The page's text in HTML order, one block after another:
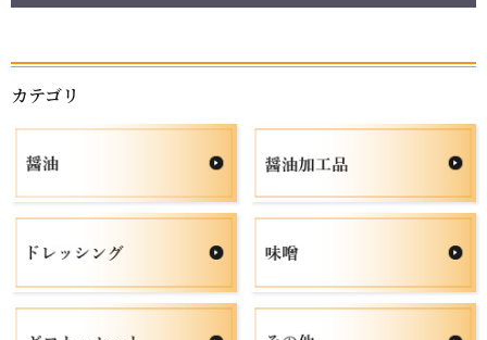
カテゴリ
お買い物を続ける カートへ進む